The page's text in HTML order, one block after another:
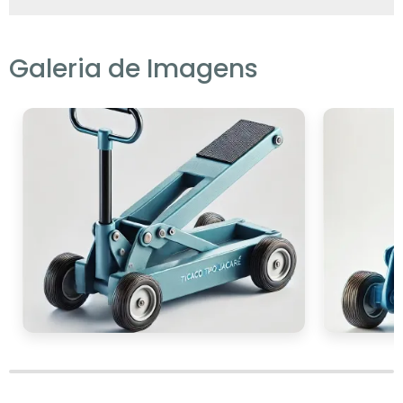
CONCLUSÃO
macaco tipo jacaré
é uma ferramenta
essencial para quem busca segurança e
eficiência na elevação de veículos. Com suas
inúmeras vantagens, como facilidade de uso,
estabilidade, versatilidade e durabilidade, ele
se destaca como uma escolha confiável
tanto para profissionais quanto para
motoristas comuns.
Para garantir que você está fazendo um bom
investimento, é importante pesquisar e
Galeria de Imagens